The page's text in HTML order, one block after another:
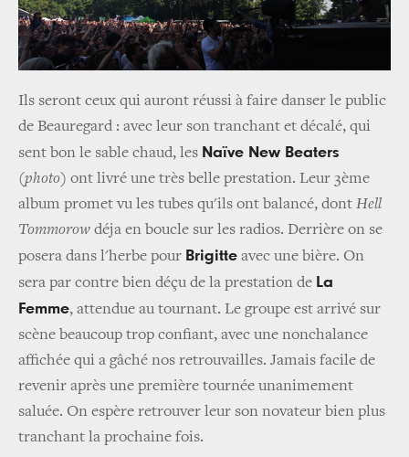
Ils seront ceux qui auront réussi à faire danser le public
de Beauregard : avec leur son tranchant et décalé, qui
sent bon le sable chaud, les Naïve New Beaters
(photo) ont livré une très belle prestation. Leur 3ème
album promet vu les tubes qu'ils ont balancé, dont Hell
Tommorow déja en boucle sur les radios. Derrière on se
posera dans l'herbe pour Brigitte avec une bière. On
sera par contre bien déçu de la prestation de La
Femme, attendue au tournant. Le groupe est arrivé sur
scène beaucoup trop confiant, avec une nonchalance
affichée qui a gâché nos retrouvailles. Jamais facile de
revenir après une première tournée unanimement
saluée. On espère retrouver leur son novateur bien plus
tranchant la prochaine fois.